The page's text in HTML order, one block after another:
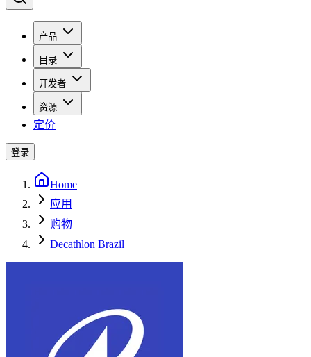
产品
目录
开发者
资源
定价
登录
Home
应用
购物
Decathlon Brazil